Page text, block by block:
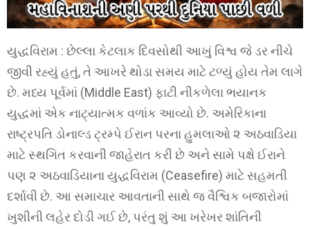
યુદ્ધવિરામ : છેલ્લા કેટલાક દિવસોથી આખું વિશ્વ જે ડર નીચે
જીવી રહ્યું હતું, તે આખરે થોડા સમય માટે ટળ્યું હોય તેમ લાગે
છે. મધ્ય પૂર્વમાં (Middle East) ફાટી નીકળેલા ભયાનક
યુદ્ધમાં એક નાટ્યાત્મક વળાંક આવ્યો છે. અમેરિકાના
રાષ્ટ્રપતિ ડોનાલ્ડ ટ્રમ્પે ઈરાન પરના હુમલાઓ ૨ અઠવાડિયા
માટે સ્થગિત કરવાની જાહેરાત કરી છે અને સામે પક્ષે ઈરાને
પણ ૨ અઠવાડિયાના યુદ્ધવિરામ (Ceasefire) માટે સહમતી
દર્શાવી છે. આ સમાચાર આવતાની સાથે જ વૈશ્વિક બજારોમાં
ખુશીની લહેર દોડી ગઈ છે, પરંતુ શું આ ખરેખર શાંતિની